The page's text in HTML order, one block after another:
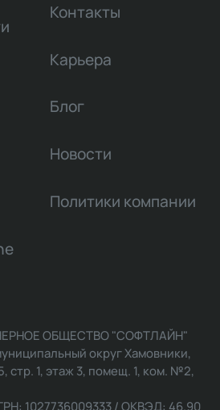
Контакты
Карьера
Блог
Новости
Политики компании
ОБЩЕСТВО "СОФТЛАЙН"
округ Хамовники,
стр. 1, этаж 3, помещ. 1, ком. №2,
1027736009333 / ОКВЭД: 46.90